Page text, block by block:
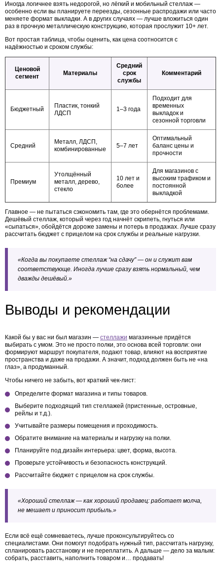
Иногда логичнее взять недорогой, но лёгкий и мобильный стеллаж —
особенно если вы планируете переезды, сезонные распродажи или часто
меняете формат выкладки. А в других случаях — лучше вложиться один
раз в прочную металлическую конструкцию, которая прослужит 10+ лет.
Вот простая таблица, чтобы оценить, как цена соотносится с
надёжностью и сроком службы:
Ценовой
сегмент
Материалы
Средний
срок
службы
Комментарий
Бюджетный
Пластик, тонкий
ЛДСП
1–3 года
Подходит для
временных
выкладок и
сезонной торговли
Средний
Металл, ЛДСП,
комбинированные
5–7 лет
Оптимальный
баланс цены и
прочности
Премиум
Утолщённый
металл, дерево,
стекло
10 лет и
более
Для магазинов с
высоким трафиком и
постоянной
выкладкой
Главное — не пытаться сэкономить там, где это обернётся проблемами.
Дешёвый стеллаж, который через год начнёт скрипеть, гнуться или
«сыпаться», обойдётся дороже замены и потерь в продажах. Лучше сразу
рассчитать бюджет с прицелом на срок службы и реальные нагрузки.
«Когда вы покупаете стеллаж “на сдачу” — он и служит вам
соответствующе. Иногда лучше сразу взять нормальный, чем
дважды дешёвый.»
Выводы и рекомендации
Какой бы у вас ни был магазин — стеллажи магазинные придётся
выбирать с умом. Это не просто полки, это основа всей торговли: они
формируют маршрут покупателя, подают товар, влияют на восприятие
пространства и даже на продажи. А значит, подход должен быть не «на
глаз», а продуманный.
Чтобы ничего не забыть, вот краткий чек-лист:
Определите формат магазина и типы товаров.
Выберите подходящий тип стеллажей (пристенные, островные,
рейлы и т.д.).
Учитывайте размеры помещения и проходимость.
Обратите внимание на материалы и нагрузку на полки.
Планируйте под дизайн интерьера: цвет, форма, высота.
Проверьте устойчивость и безопасность конструкций.
Рассчитайте бюджет с прицелом на срок службы.
«Хороший стеллаж — как хороший продавец: работает молча,
не мешает и приносит прибыль.»
Если всё ещё сомневаетесь, лучше проконсультируйтесь со
специалистами. Они помогут подобрать нужный тип, рассчитать нагрузку,
спланировать расстановку и не переплатить. А дальше — дело за малым:
собрать, расставить, наполнить товаром и… продавать!